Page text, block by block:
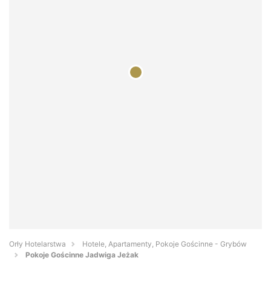
Orły Hotelarstwa
Hotele, Apartamenty, Pokoje Gościnne - Grybów
Pokoje Gościnne Jadwiga Jeżak